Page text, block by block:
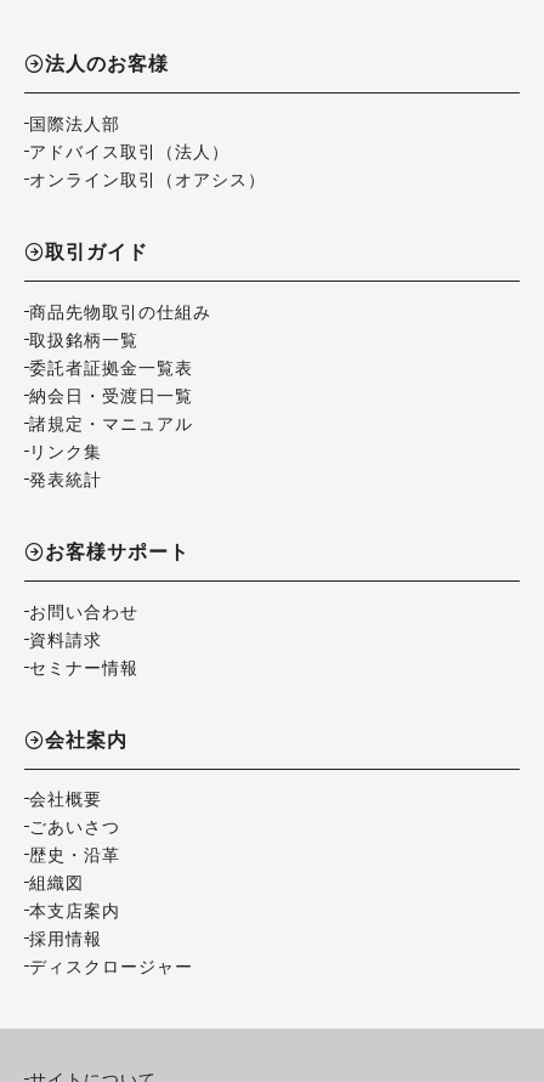
法人のお客様
国際法人部
アドバイス取引（法人）
オンライン取引（オアシス）
取引ガイド
商品先物取引の仕組み
取扱銘柄一覧
委託者証拠金一覧表
納会日・受渡日一覧
諸規定・マニュアル
リンク集
発表統計
お客様サポート
お問い合わせ
資料請求
セミナー情報
会社案内
会社概要
ごあいさつ
歴史・沿革
組織図
本支店案内
採用情報
ディスクロージャー